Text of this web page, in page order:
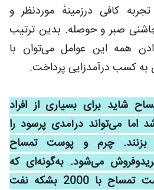
کافی درزمینهٔ موردنظر و
صبر و حوصله. بدین ترتیب
همه این عوامل می‌توان با
به کسب درآمدزایی پرداخت.
شاید برای بسیاری از افراد
اما می‌تواند درآمدی پرسود را
بزنند. چرم و پوست تمساح
می‌شود. به‌گونه‌ای که
فروش یک طاق از پوست تمساح با 2000 بشکه نفت